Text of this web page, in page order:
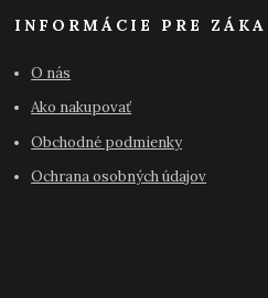
INFORMÁCIE PRE
O nás
Ako nakupovať
Obchodné podmienky
Ochrana osobných údajov